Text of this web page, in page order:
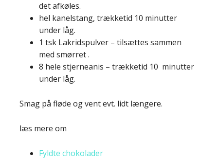
det afkøles.
hel kanelstang, trækketid 10 minutter
under låg.
1 tsk Lakridspulver – tilsættes sammen
med smørret .
8 hele stjerneanis – trækketid 10 minutter
under låg.
Smag på fløde og vent evt. lidt længere.
læs mere om
Fyldte chokolader